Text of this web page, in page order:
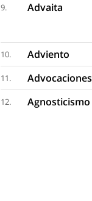
9. Advaita
10. Adviento
11. Advocaciones
12. Agnosticismo